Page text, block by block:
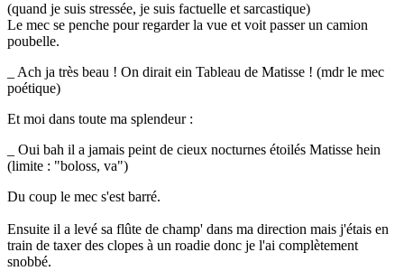
(quand je suis stressée, je suis factuelle et sarcastique)
Le mec se penche pour regarder la vue et voit passer un camion
poubelle.
_ Ach ja très beau ! On dirait ein Tableau de Matisse ! (mdr le mec
poétique)
Et moi dans toute ma splendeur :
_ Oui bah il a jamais peint de cieux nocturnes étoilés Matisse hein
(limite : "boloss, va")
Du coup le mec s'est barré.
Ensuite il a levé sa flûte de champ' dans ma direction mais j'étais en
train de taxer des clopes à un roadie donc je l'ai complètement
snobbé.